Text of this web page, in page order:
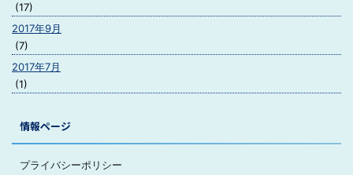
(17)
2017年9月
(7)
2017年7月
(1)
情報ページ
プライバシーポリシー